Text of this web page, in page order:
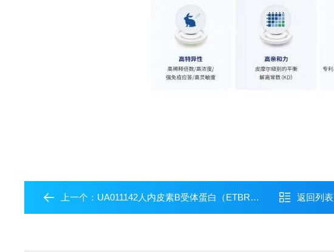
上一个： UA011142人内皮素B受体蛋白（ETBR），His标签 返回列表